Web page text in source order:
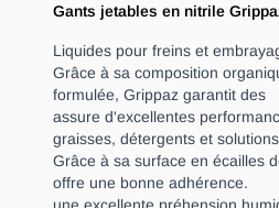
Gants jetables en nitrile
Liquides pour freins et
Grâce à sa composition
formulée, Grippaz garantit des
assure d'excellentes
graisses, détergents et
Grâce à sa surface en écailles
offre une bonne adhérence.